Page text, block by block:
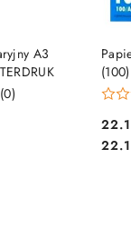
A3
(0)